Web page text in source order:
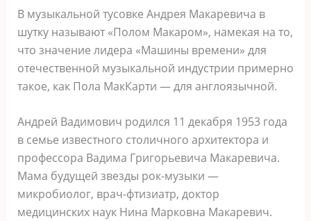
В музыкальной тусовке Андрея Макаревича в
шутку называют «Полом Макаром», намекая на то,
что значение лидера «Машины времени» для
отечественной музыкальной индустрии примерно
такое, как Пола МакКарти — для англоязычной.
Андрей Вадимович родился 11 декабря 1953 года
в семье известного столичного архитектора и
профессора Вадима Григорьевича Макаревича.
Мама будущей звезды рок-музыки —
микробиолог, врач-фтизиатр, доктор
медицинских наук Нина Марковна Макаревич.